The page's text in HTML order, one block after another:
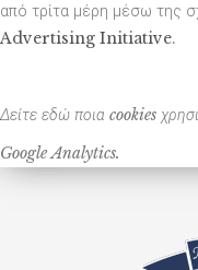
από τρίτα μέρη μέσω της
Advertising Initiative.
Δείτε εδώ ποια cookies
Google Analytics.